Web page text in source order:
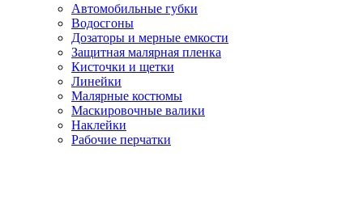
Автомобильные губки
Водосгоны
Дозаторы и мерные емкости
Защитная малярная пленка
Кисточки и щетки
Линейки
Малярные костюмы
Маскировочные валики
Наклейки
Рабочие перчатки